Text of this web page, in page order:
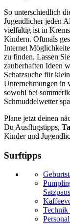
So unterschiedlich
Jugendlicher jeden
vielfältig ist in
Kindern. Oftmals
Internet
zu finden. Lassen
zauberhaften Ideen
Schatzsuche für
Unternehmungen in
sowohl bei
Schmuddelwetter
Plane jetzt deinen
Du Ausflugstipps,
Kinder und
Surftipps
Technik